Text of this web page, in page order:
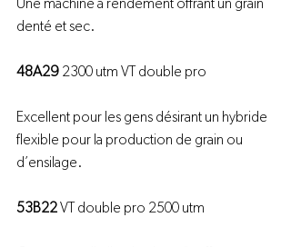
Une machine à rendement offrant un grain
denté et sec.
48A29 2300 utm VT double pro
Excellent pour les gens désirant un hybride
flexible pour la production de grain ou
d’ensilage.
53B22 VT double pro 2500 utm